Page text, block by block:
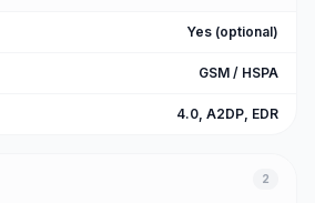
Yes (optional)
GSM / HSPA
4.0, A2DP, EDR
2